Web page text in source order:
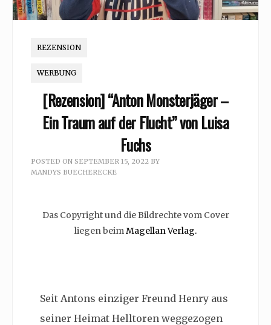
REZENSION
WERBUNG
[Rezension] “Anton Monsterjäger –
Ein Traum auf der Flucht” von Luisa
Fuchs
POSTED ON SEPTEMBER 15, 2022 BY
MANDYS BUECHERECKE
Das Copyright und die Bildrechte vom Cover
liegen beimMagellan Verlag.
Seit Antons einziger Freund Henry aus
seiner Heimat Helltoren weggezogen